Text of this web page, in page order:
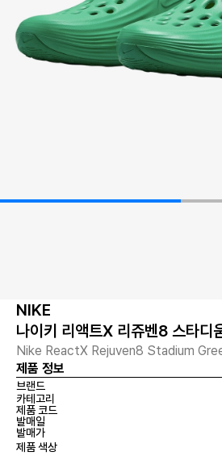
NIKE
나이키 리액트X 리쥬벤8 스타디
Nike ReactX Rejuven8 Stadium
제품 정보
브랜드
카테고리
제품 코드
발매일
발매가
제품 색상